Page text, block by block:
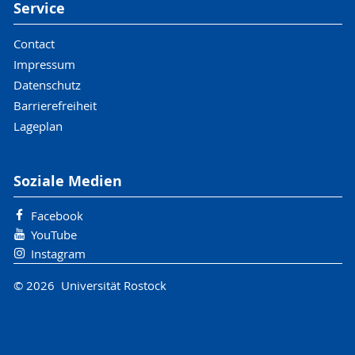
Service
Contact
Impressum
Datenschutz
Barrierefreiheit
Lageplan
Soziale Medien
Facebook
YouTube
Instagram
© 2026 Universität Rostock